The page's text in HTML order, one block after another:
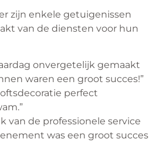
zijn enkele getuigenissen
van de diensten voor hun
onvergetelijk gemaakt
waren een groot succes!”
perfect
van de professionele service
was een groot succes